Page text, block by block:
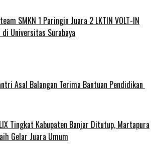
SMKN 1 Paringin Juara 2 LKTIN VOLT-IN
di Universitas Surabaya
Asal Balangan Terima Bantuan Pendidikan
Tingkat Kabupaten Banjar Ditutup, Martapura
Gelar Juara Umum